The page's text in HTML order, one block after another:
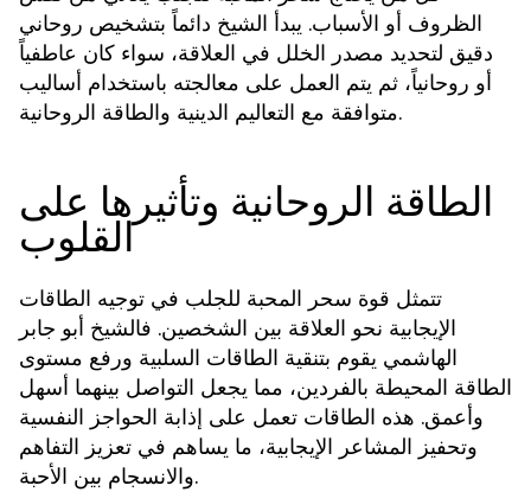
الظروف أو الأسباب. يبدأ الشيخ دائماً بتشخيص روحاني
دقيق لتحديد مصدر الخلل في العلاقة، سواء كان عاطفياً
أو روحانياً، ثم يتم العمل على معالجته باستخدام أساليب
متوافقة مع التعاليم الدينية والطاقة الروحانية.
الطاقة الروحانية وتأثيرها على
القلوب
تتمثل قوة سحر المحبة للجلب في توجيه الطاقات
الإيجابية نحو العلاقة بين الشخصين. فالشيخ أبو جابر
الهاشمي يقوم بتنقية الطاقات السلبية ورفع مستوى
الطاقة المحيطة بالفردين، مما يجعل التواصل بينهما أسهل
وأعمق. هذه الطاقات تعمل على إذابة الحواجز النفسية
وتحفيز المشاعر الإيجابية، ما يساهم في تعزيز التفاهم
والانسجام بين الأحبة.